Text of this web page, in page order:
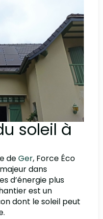
soleil à
deGer, Force Éco
dans
d’énergie plus
est un
dont le soleil peut